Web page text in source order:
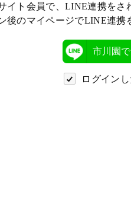
イト会員で、LINE連携をさ
後のマイページでLINE連携
市川園
ログイン